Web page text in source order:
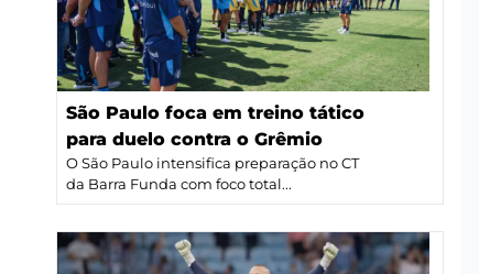
São Paulo foca em treino tático
para duelo contra o Grêmio
O São Paulo intensifica preparação no CT
da Barra Funda com foco total...